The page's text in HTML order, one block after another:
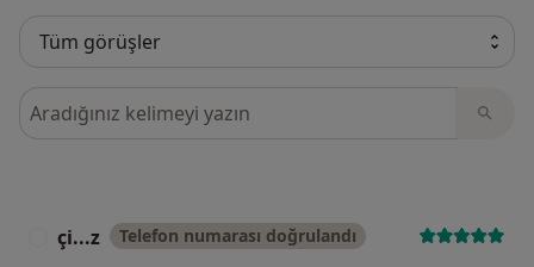
Görüşler içerisinde ara
çi...z Telefon numarası doğrulandı